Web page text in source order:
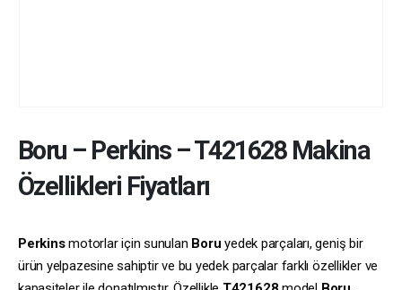
Boru – Perkins–T421628Makina
Özellikleri Fiyatları
Perkinsmotorlar için sunulan Boru yedek parçaları, geniş bir
ürün yelpazesine sahiptir ve bu yedek parçalar farklı özellikler ve